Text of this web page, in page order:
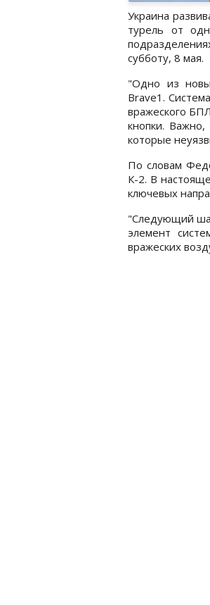
Украина
турель от
субботу, 8 мая.
"Одно из
Brave1.
вражеского
кнопки.
которые
По словам
К-2. В
ключевых
"Следующий
элемент
вражеских